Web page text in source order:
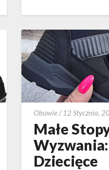
Obuwie/ 12 Stycznia,
Małe
Dziecięce